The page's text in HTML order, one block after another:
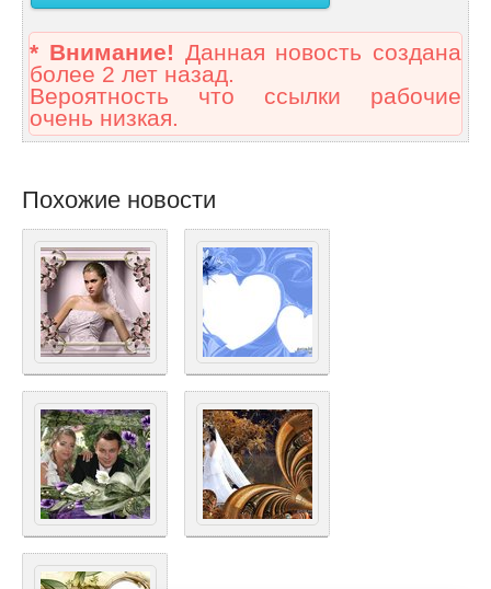
* Внимание! Данная новость создана
более 2 лет назад.
Вероятность что ссылки рабочие
очень низкая.
Похожие новости